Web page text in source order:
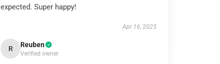
expected. Super happy!
Apr 16, 2025
R Reuben
Verified owner